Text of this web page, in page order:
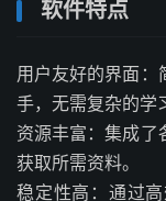
软件特点
用户友好的界面：
手，无需复杂的学
资源丰富：集成了
获取所需资料。
稳定性高：通过